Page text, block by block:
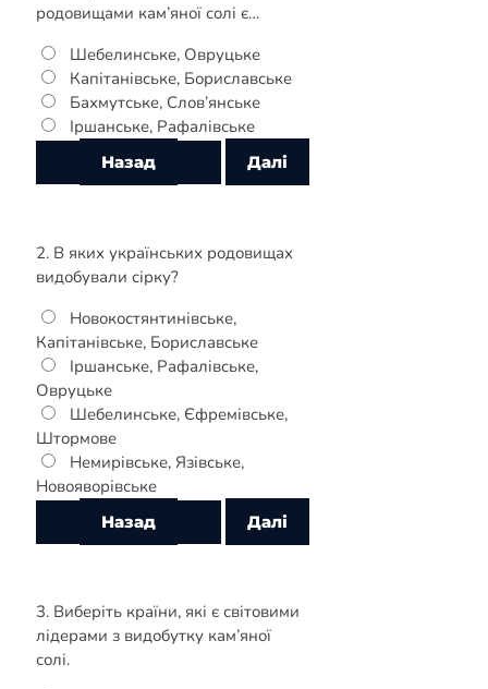
родовищами кам’яної солі є…
Шебелинське, Овруцьке
Капітанівське, Бориславське
Бахмутське, Слов’янське
Іршанське, Рафалівське
2. В яких українських родовищах
видобували сірку?
Новокостянтинівське,
Капітанівське, Бориславське
Іршанське, Рафалівське,
Овруцьке
Шебелинське, Єфремівське,
Штормове
Немирівське, Язівське,
Новояворівське
3. Виберіть країни, які є світовими
лідерами з видобутку кам’яної
солі.